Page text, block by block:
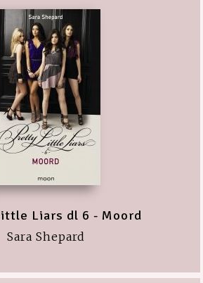
Liars dl 6 - Moord
Sara Shepard